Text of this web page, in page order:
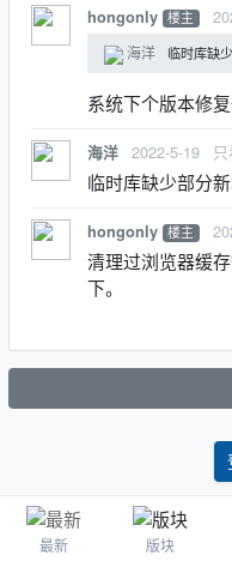
最新 版块
hongonly 楼主
海洋 临时库缺
系统下个版本修
海洋 2022-5-19
临时库缺少部分
hongonly 楼主
清理过浏览器缓
下。